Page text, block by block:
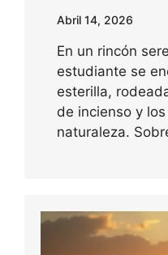
Abril 14, 2026
En un rincón
estudiante se
esterilla,
de incienso y
naturaleza.